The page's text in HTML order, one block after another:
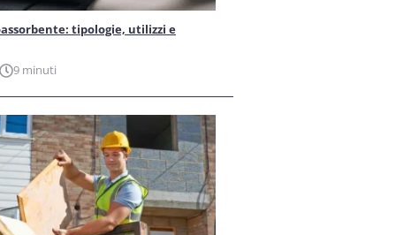
tipologie, utilizzi e
9 minuti